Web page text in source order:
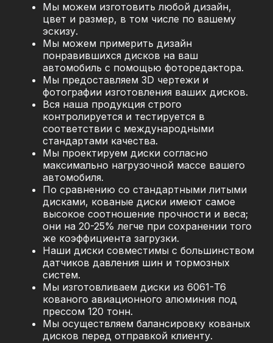
Мы можем изготовить любой дизайн,
цвет и размер, в том числе по вашему
эскизу.
Мы можем примерить дизайн
понравившихся дисков на ваш
автомобиль с помощью фоторедактора.
Мы предоставляем 3D чертежи и
фотографии изготовления ваших дисков.
Вся наша продукция строго
контролируется и тестируется в
соответствии с международными
стандартами качества.
Мы проектируем диски согласно
максимально нагрузочной массе вашего
автомобиля.
По сравнению со стандартными литыми
дисками, кованые диски имеют самое
высокое соотношение прочности и веса;
они на 20-25% легче при сохранении того
же коэффициента загрузки.
Наши диски совместимы с большинством
датчиков давления шин и тормозных
систем.
Мы изготовливаем диски из 6061-T6
кованого авиационного алюминия под
прессом 120 тонн.
Мы осуществляем балансировку кованых
дисков перед отправкой клиенту.